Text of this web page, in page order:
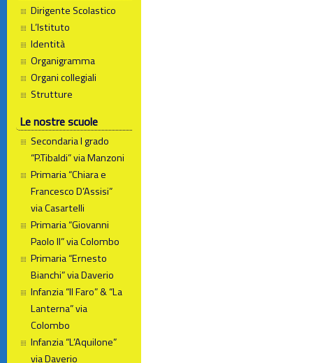
Dirigente Scolastico
L’Istituto
Identità
Organigramma
Organi collegiali
Strutture
Le nostre scuole
Secondaria I grado
“P.Tibaldi” via Manzoni
Primaria “Chiara e
Francesco D’Assisi”
via Casartelli
Primaria “Giovanni
Paolo II” via Colombo
Primaria “Ernesto
Bianchi” via Daverio
Infanzia “Il Faro” & “La
Lanterna” via
Colombo
Infanzia “L’Aquilone”
via Daverio